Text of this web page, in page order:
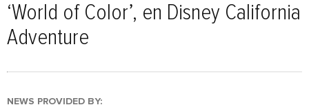
‘World of Color’, en Disney California
Adventure
NEWS PROVIDED BY: